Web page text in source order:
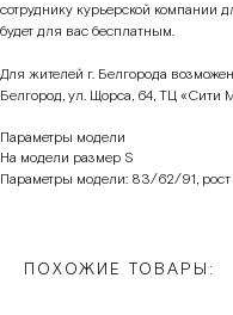
сотруднику курьерской компании
будет для вас бесплатным.
Для жителей г. Белгорода
Белгород, ул. Щорса, 64, ТЦ «Сити
Параметры модели
На модели размер S
Параметры модели: 83/62/91, рост
ПОХОЖИЕ ТОВАРЫ: